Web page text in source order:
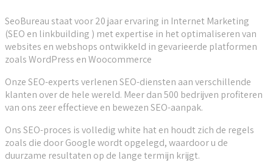
SeoBureau staat voor 20 jaar ervaring in Internet Marketing
(SEO en linkbuilding ) met expertise in het optimaliseren van
websites en webshops ontwikkeld in gevarieerde platformen
zoals WordPress en Woocommerce
Onze SEO-experts verlenen SEO-diensten aan verschillende
klanten over de hele wereld. Meer dan 500 bedrijven profiteren
van ons zeer effectieve en bewezen SEO-aanpak.
Ons SEO-proces is volledig white hat en houdt zich de regels
zoals die door Google wordt opgelegd, waardoor u de
duurzame resultaten op de lange termijn krijgt.